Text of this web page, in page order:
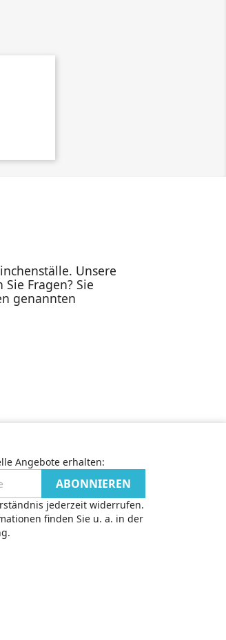
Unsere
Fragen? Sie
genannten
Angebote erhalten:
jederzeit widerrufen.
finden Sie u. a. in der